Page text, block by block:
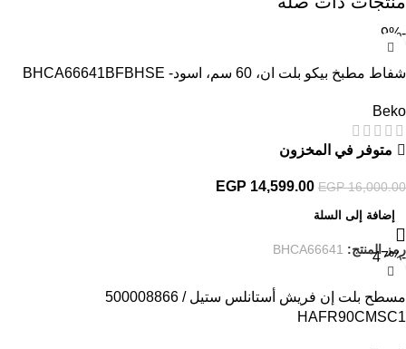
-9%
شفاط مطبخ بيكو بلت ان، 60 سم، اسود- BHCA66641BFBHSE
Beko
متوفر في المخزون
EGP16,000.00
EGP 14,599.00
إضافة إلى السلة
رمز المنتج: BHCA66641 -47%
مسطح بلت إن فريش أستانلس ستيل / 500008866
HAFR90CMSC1